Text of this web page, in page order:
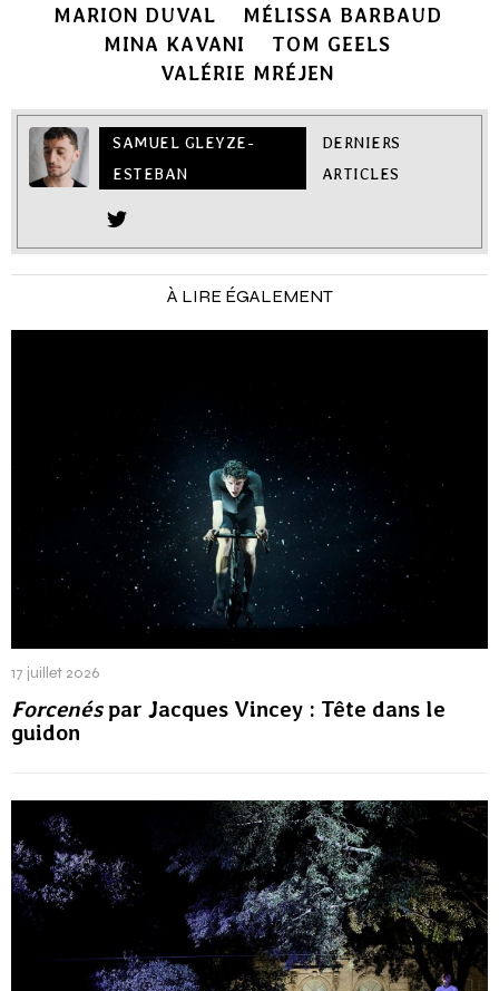
MARION DUVAL
MÉLISSA BARBAUD
MINA KAVANI
TOM GEELS
VALÉRIE MRÉJEN
SAMUEL GLEYZE-
ESTEBAN
DERNIERS
ARTICLES
À LIRE ÉGALEMENT
17 juillet 2026
Forcenéspar Jacques Vincey : Tête dans le
guidon